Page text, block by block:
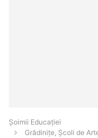
Șoimii Educației
Grădinițe, Școli de